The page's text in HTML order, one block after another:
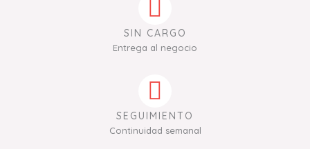
SIN CARGO
Entrega al negocio
SEGUIMIENTO
Continuidad semanal